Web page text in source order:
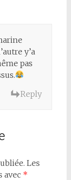
y’a
pas
Reply
Les
avec *